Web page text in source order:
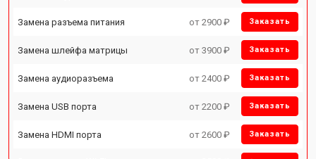
Замена разъема питания от 2900 ₽ Заказать
Замена шлейфа матрицы от 3900 ₽ Заказать
Замена аудиоразъема от 2400 ₽ Заказать
Замена USB порта от 2200 ₽ Заказать
Замена HDMI порта от 2600 ₽ Заказать